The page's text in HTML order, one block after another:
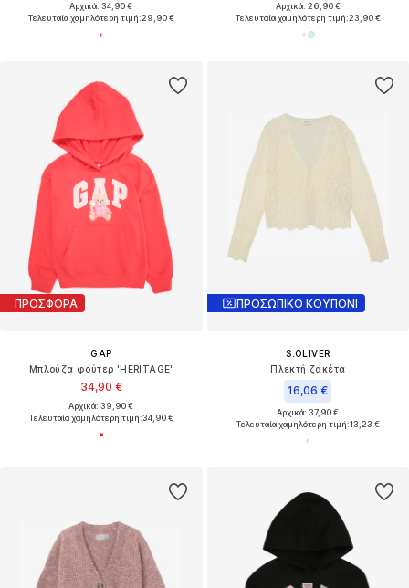
Αρχικά: 34,90 €
Τελευταία χαμηλότερη τιμή:29,90 €
Αρχικά: 26,90 €
Τελευταία χαμηλότερη τιμή:23,90 €
ΠΡΟΣΦΟΡΑ
GAP
Μπλούζα φούτερ 'HERITAGE'
34,90 €
Αρχικά: 39,90 €
Τελευταία χαμηλότερη τιμή:34,90 €
ΠΡΟΣΩΠΙΚΟ ΚΟΥΠΟΝΙ
S.OLIVER
Πλεκτή ζακέτα
16,06 €
Αρχικά: 37,90 €
Τελευταία χαμηλότερη τιμή:13,23 €